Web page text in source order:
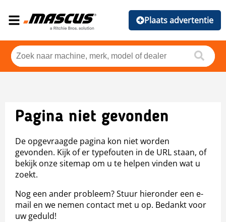
Plaats advertentie
Pagina niet gevonden
De opgevraagde pagina kon niet worden
gevonden. Kijk of er typefouten in de URL staan, of
bekijk onze sitemap om u te helpen vinden wat u
zoekt.
Nog een ander probleem? Stuur hieronder een e-
mail en we nemen contact met u op. Bedankt voor
uw geduld!